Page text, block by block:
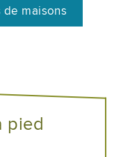
maisons
pied